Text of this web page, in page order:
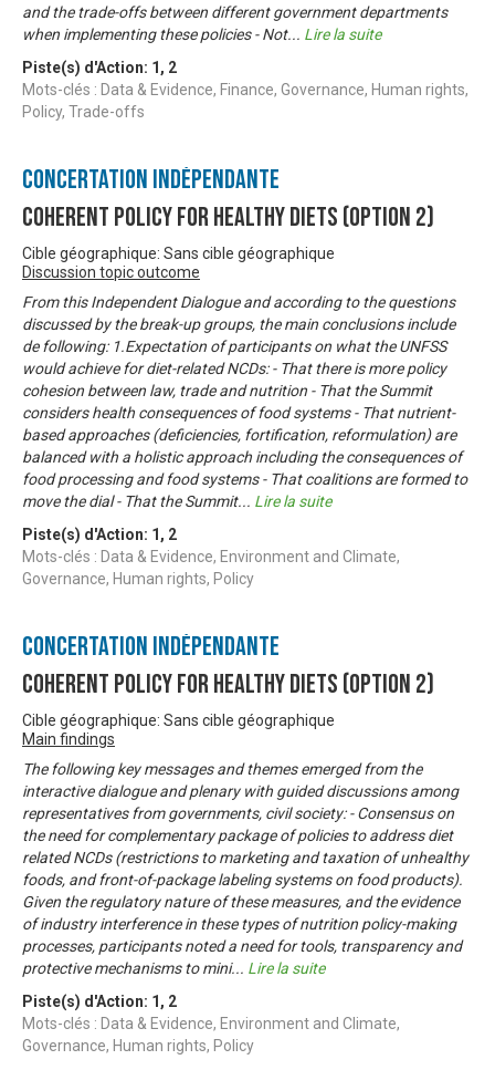
and the trade-offs between different government departments
when implementing these policies - Not... Lire la suite
Piste(s) d'Action: 1 , 2
Mots-clés : Data & Evidence, Finance, Governance, Human rights,
Policy, Trade-offs
Concertation Indépendante
Coherent Policy for Healthy Diets (Option 2)
Cible géographique: Sans cible géographique
Discussion topic outcome
From this Independent Dialogue and according to the questions
discussed by the break-up groups, the main conclusions include
de following: 1.Expectation of participants on what the UNFSS
would achieve for diet-related NCDs: - That there is more policy
cohesion between law, trade and nutrition - That the Summit
considers health consequences of food systems - That nutrient-
based approaches (deficiencies, fortification, reformulation) are
balanced with a holistic approach including the consequences of
food processing and food systems - That coalitions are formed to
move the dial - That the Summit... Lire la suite
Piste(s) d'Action: 1 , 2
Mots-clés : Data & Evidence, Environment and Climate,
Governance, Human rights, Policy
Concertation Indépendante
Coherent Policy for Healthy Diets (Option 2)
Cible géographique: Sans cible géographique
Main findings
The following key messages and themes emerged from the
interactive dialogue and plenary with guided discussions among
representatives from governments, civil society: - Consensus on
the need for complementary package of policies to address diet
related NCDs (restrictions to marketing and taxation of unhealthy
foods, and front-of-package labeling systems on food products).
Given the regulatory nature of these measures, and the evidence
of industry interference in these types of nutrition policy-making
processes, participants noted a need for tools, transparency and
protective mechanisms to mini... Lire la suite
Piste(s) d'Action: 1 , 2
Mots-clés : Data & Evidence, Environment and Climate,
Governance, Human rights, Policy